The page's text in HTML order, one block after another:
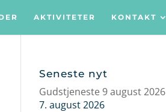
AKTIVITETER KONTAKT
Seneste nyt
Gudstjeneste 9 august 2026
7. august 2026